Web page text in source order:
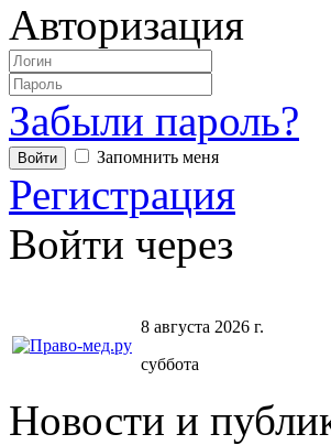
Авторизация
Забыли пароль?
Запомнить меня
Регистрация
Войти через
8 августа 2026 г.
суббота
Новости и